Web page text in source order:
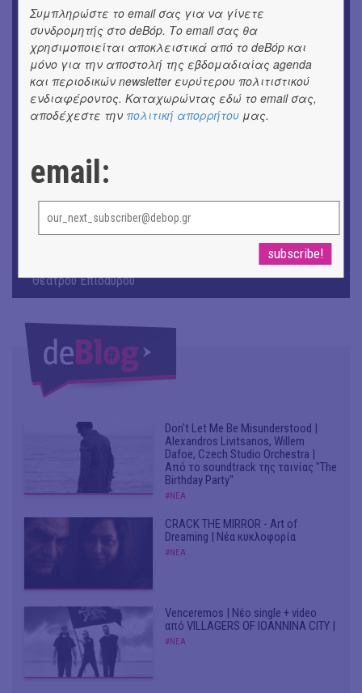
ΕΙΚΑΣΤΙΚΑ
Θανάσης Λάλας-Κώστας Τσόκλης - Συνομιλώντας με
εικόνες και λέξεις
Οι γαλλικές ταινίες του 16ου Athens Open Air Film
Festival
«Μήδεια» του Ευριπίδη | Σκην.: Nikita Milivojević
9o Φεστιβάλ Στρογγύλη στη Σαντορίνη
ΧΟΡΩΝ ΧΩΡΟΣ στον Εκθεσιακό Χώρο του Αρχαίου
Θέατρου Επιδαύρου
Don't Let Me Be Misunderstood |
Alexandros Livitsanos, Willem
Dafoe, Czech Studio Orchestra |
Από το soundtrack της ταινίας "The
Birthday Party"
#ΝΕΑ
CRACK THE MIRROR - Art of
Dreaming | Νέα κυκλοφορία
#ΝΕΑ
Venceremos | Νέο single + video
από VILLAGERS OF IOANNINA CITY |
#ΝΕΑ
Συμπληρώστε το email σας για να γίνετε
συνδρομητής στο deBόp. Το email σας θα
χρησιμοποιείται αποκλειστικά από το deBόp και
μόνο για την αποστολή της εβδομαδιαίας agenda
και περιοδικών newsletter ευρύτερου πολιτιστικού
ενδιαφέροντος. Καταχωρώντας εδώ το email σας,
αποδέχεστε την πολιτική απορρήτου μας.
email: